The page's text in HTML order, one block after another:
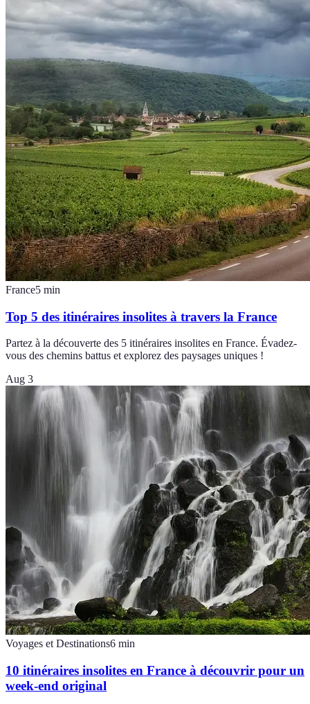
France5 min
Top 5 des itinéraires insolites à travers la France
Partez à la découverte des 5 itinéraires insolites en France. Évadez-
vous des chemins battus et explorez des paysages uniques !
Aug 3
Voyages et Destinations6 min
10 itinéraires insolites en France à découvrir pour un
week-end original